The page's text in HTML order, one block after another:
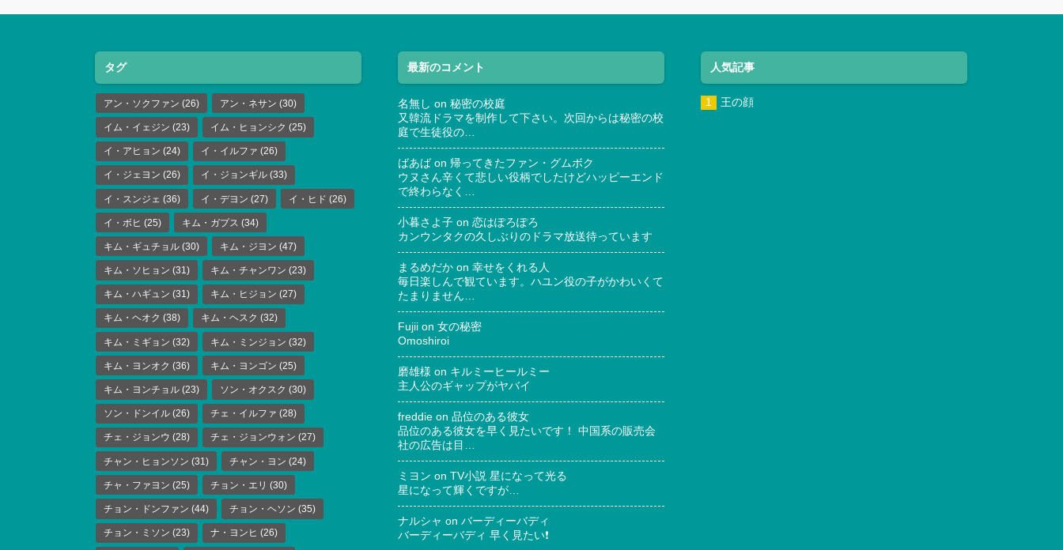
タグ
アン・ソクファン (26) アン・ネサン (30)
イム・イェジン (23) イム・ヒョンシク (25)
イ・アヒョン (24) イ・イルファ (26)
イ・ジェヨン (26) イ・ジョンギル (33)
イ・スンジェ (36) イ・デヨン (27) イ・ヒド (26)
イ・ボヒ (25) キム・ガプス (34)
キム・ギュチョル (30) キム・ジヨン (47)
キム・ソヒョン (31) キム・チャンワン (23)
キム・ハギュン (31) キム・ヒジョン (27)
キム・ヘオク (38) キム・ヘスク (32)
キム・ミギョン (32) キム・ミンジョン (32)
キム・ヨンオク (36) キム・ヨンゴン (25)
キム・ヨンチョル (23) ソン・オクスク (30)
ソン・ドンイル (26) チェ・イルファ (28)
チェ・ジョンウ (28) チェ・ジョンウォン (27)
チャン・ヒョンソン (31) チャン・ヨン (24)
チャ・ファヨン (25) チョン・エリ (30)
チョン・ドンファン (44) チョン・ヘソン (35)
チョン・ミソン (23) ナ・ヨンヒ (26)
最新のコメント
名無し on 秘密の校庭
又韓流ドラマを制作して下さい。次回からは秘密の校
庭で生徒役の…
ばあば on 帰ってきたファン・グムボク
ウヌさん辛くて悲しい役柄でしたけどハッピーエンド
で終わらなく…
小暮さよ子 on 恋はぽろぽろ
カンウンタクの久しぶりのドラマ放送待っています
まるめだか on 幸せをくれる人
毎日楽しんで観ています。ハユン役の子がかわいくて
たまりません…
Fujii on 女の秘密
Omoshiroi
磨雄様 on キルミーヒールミー
主人公のギャップがヤバイ
freddie on 品位のある彼女
品位のある彼女を早く見たいです！ 中国系の販売会
社の広告は目…
ミヨン on TV小説 星になって光る
星になって輝くですが…
ナルシャ on バーディーバディ
バーディーバディ 早く見たい❗
人気記事
王の顔